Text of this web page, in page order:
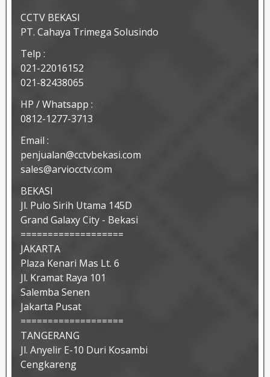
CCTV BEKASI
PT. Cahaya Trimega Solusindo
Telp :
021-22016152
021-82438065
HP / Whatsapp :
0812-1277-3713
Email :
penjualan@cctvbekasi.com
sales@arviocctv.com
BEKASI
Jl. Pulo Sirih Utama 145D
Grand Galaxy City - Bekasi
===================
JAKARTA
Plaza Kenari Mas Lt. 6
Jl. Kramat Raya 101
Salemba Senen
Jakarta Pusat
===================
TANGERANG
Jl. Anyelir E-10 Duri Kosambi
Cengkareng